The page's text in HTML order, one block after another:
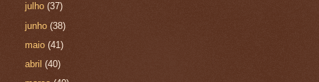
julho(37)
junho(38)
maio(41)
abril(40)